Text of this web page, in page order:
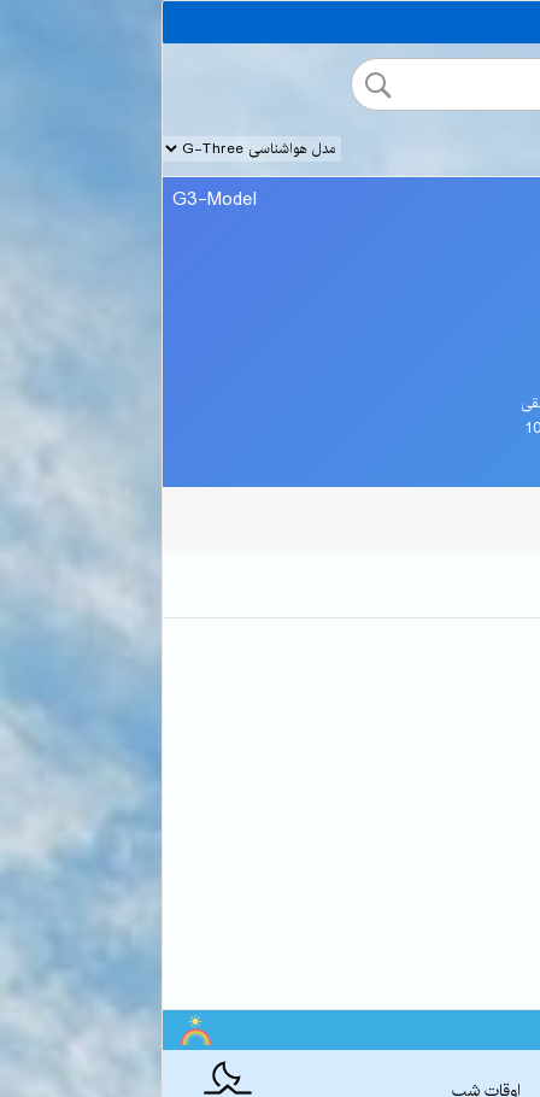
G3-Model
اوقات شب